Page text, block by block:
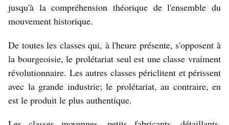
jusqu'à la compréhension théorique de l'ensemble du
mouvement historique.
De toutes les classes qui, à l'heure présente, s'opposent à
la bourgeoisie, le prolétariat seul est une classe vraiment
révolutionnaire. Les autres classes périclitent et périssent
avec la grande industrie; le prolétariat, au contraire, en
est le produit le plus authentique.